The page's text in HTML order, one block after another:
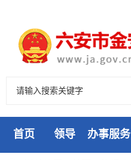
首页 领导 办事服务